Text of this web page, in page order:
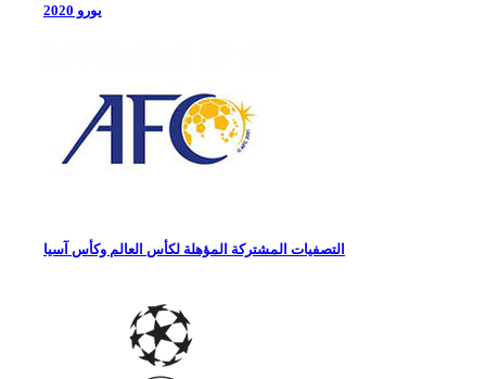
يورو 2020
التصفيات المشتركة المؤهلة لكأس العالم وكأس آسيا